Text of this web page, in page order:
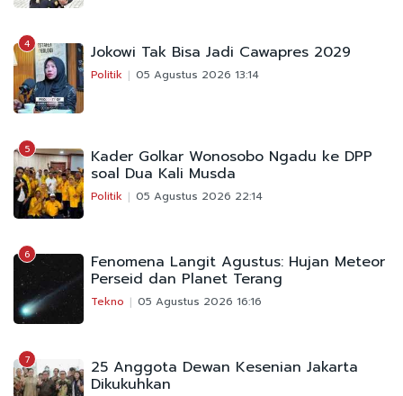
4 Jokowi Tak Bisa Jadi Cawapres 2029
Politik 05 Agustus 2026 13:14
5 Kader Golkar Wonosobo Ngadu ke DPP
soal Dua Kali Musda
Politik 05 Agustus 2026 22:14
6 Fenomena Langit Agustus: Hujan Meteor
Perseid dan Planet Terang
Tekno 05 Agustus 2026 16:16
7 25 Anggota Dewan Kesenian Jakarta
Dikukuhkan